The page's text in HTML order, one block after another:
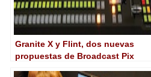
Granite X y Flint, dos nuevas
propuestas de Broadcast Pix